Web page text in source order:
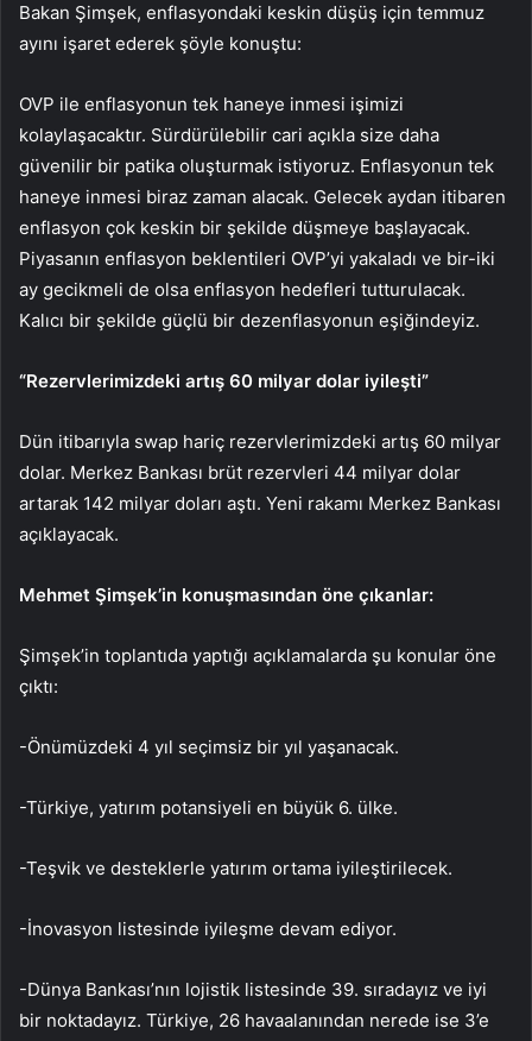
Bakan Şimşek, enflasyondaki keskin düşüş için temmuz
ayını işaret ederek şöyle konuştu:
OVP ile enflasyonun tek haneye inmesi işimizi
kolaylaşacaktır. Sürdürülebilir cari açıkla size daha
güvenilir bir patika oluşturmak istiyoruz. Enflasyonun tek
haneye inmesi biraz zaman alacak. Gelecek aydan itibaren
enflasyon çok keskin bir şekilde düşmeye başlayacak.
Piyasanın enflasyon beklentileri OVP’yi yakaladı ve bir-iki
ay gecikmeli de olsa enflasyon hedefleri tutturulacak.
Kalıcı bir şekilde güçlü bir dezenflasyonun eşiğindeyiz.
“Rezervlerimizdeki artış 60 milyar dolar iyileşti”
Dün itibarıyla swap hariç rezervlerimizdeki artış 60 milyar
dolar. Merkez Bankası brüt rezervleri 44 milyar dolar
artarak 142 milyar doları aştı. Yeni rakamı Merkez Bankası
açıklayacak.
Mehmet Şimşek’in konuşmasından öne çıkanlar:
Şimşek’in toplantıda yaptığı açıklamalarda şu konular öne
çıktı:
-Önümüzdeki 4 yıl seçimsiz bir yıl yaşanacak.
-Türkiye, yatırım potansiyeli en büyük 6. ülke.
-Teşvik ve desteklerle yatırım ortama iyileştirilecek.
-İnovasyon listesinde iyileşme devam ediyor.
-Dünya Bankası’nın lojistik listesinde 39. sıradayız ve iyi
bir noktadayız. Türkiye, 26 havaalanından nerede ise 3’e